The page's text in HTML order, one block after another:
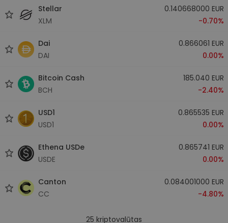
Stellar
XLM
0.140668000 EUR
-0.70%
Dai
DAI
0.866061 EUR
0.00%
Bitcoin Cash
BCH
185.040 EUR
-2.40%
USD1
USD1
0.865535 EUR
0.00%
Ethena USDe
USDE
0.865741 EUR
0.00%
Canton
CC
0.084001000 EUR
-4.80%
25 kriptovalūtas